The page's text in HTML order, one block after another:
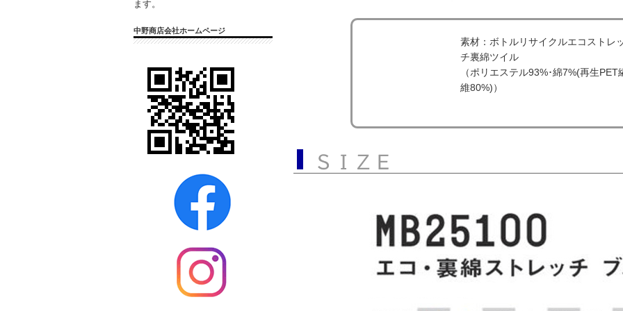
素材：ボトルリサイクルエコストレ
チ裏綿ツイル
（ポリエステル93%･綿7%(再生PET
維80%)）
ます。
中野商店会社ホームページ